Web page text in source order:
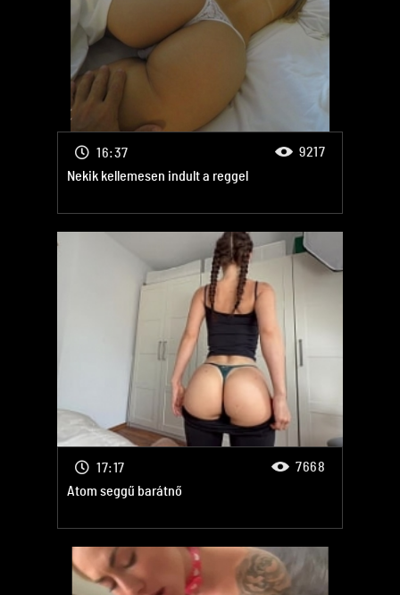
Nekik kellemesen indult a reggel
16:37 9217
Atom seggű barátnő
17:17 7668